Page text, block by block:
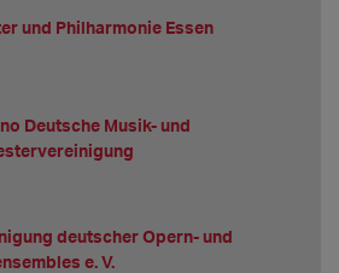
und Philharmonie Essen
Deutsche Musik- und
deutscher Opern- und
e. V.